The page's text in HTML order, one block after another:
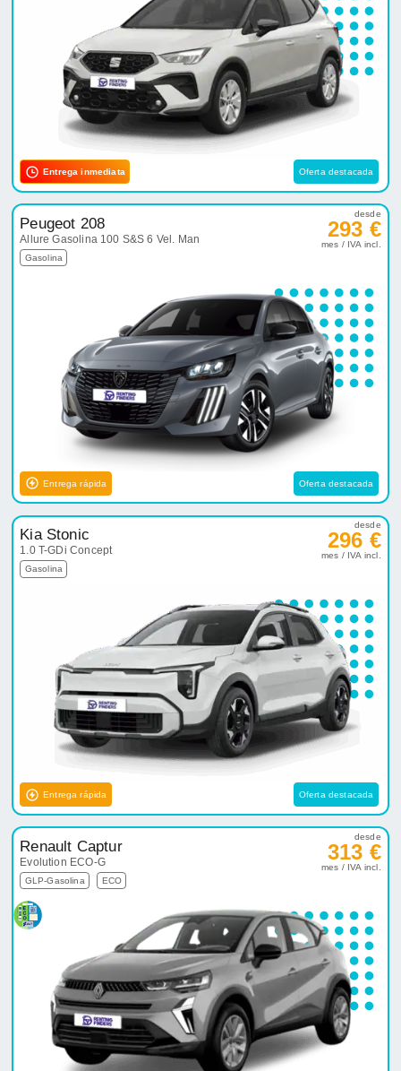
Entrega inmediata Oferta destacada
Peugeot 208
Allure Gasolina 100 S&S 6 Vel. Man
Gasolina
desde
293 €
mes / IVA incl.
Entrega rápida Oferta destacada
Kia Stonic
1.0 T-GDi Concept
Gasolina
desde
296 €
mes / IVA incl.
Entrega rápida Oferta destacada
Renault Captur
Evolution ECO-G
GLP-Gasolina ECO
desde
313 €
mes / IVA incl.